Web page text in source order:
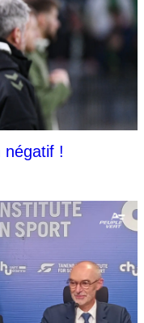
négatif !